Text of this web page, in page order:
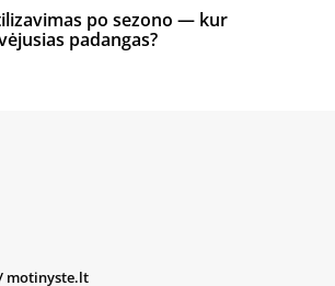
po sezono — kur
padangas?
motinyste.lt